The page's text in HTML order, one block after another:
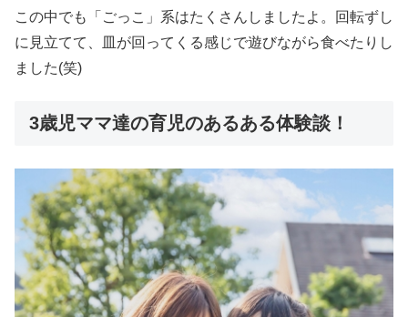
この中でも「ごっこ」系はたくさんしましたよ。回転ずし
に見立てて、皿が回ってくる感じで遊びながら食べたりし
ました(笑)
3歳児ママ達の育児のあるある体験談！